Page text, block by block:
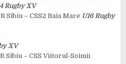
Rugby XV
Sibiu – CSS2 Baia Mare U16 Rugby
XV
Sibiu – CSS Viitorul-Soimii